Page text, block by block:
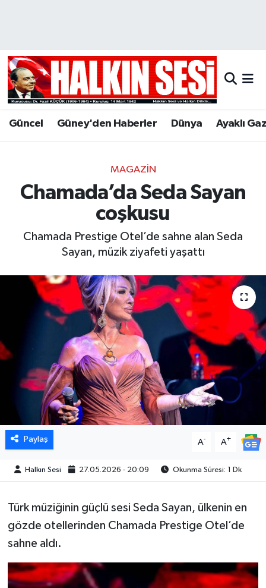
Güncel Güney'den Haberler Dünya Ayaklı
MAGAZIN
Chamada’da Seda Sayan
coşkusu
Chamada Prestige Otel’de sahne alan Seda
Sayan, müzik ziyafeti yaşattı
Paylaş A- A+
Halkın Sesi 27.05.2026 - 20:09 Okunma Süresi: 1 Dk
Türk müziğinin güçlü sesi Seda Sayan, ülkenin en
gözde otellerinden Chamada Prestige Otel’de
sahne aldı.
Hava Durumu
Trafik Durumu
Son Dakika Haberleri